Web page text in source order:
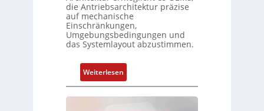
Z
u
s
t
d
t
f
ü
m
e
h
die Antriebsarchitektur präzise
auf mechanische
Einschränkungen,
Umgebungsbedingungen und
das Systemlayout abzustimmen.
Weiterlesen:
F
l